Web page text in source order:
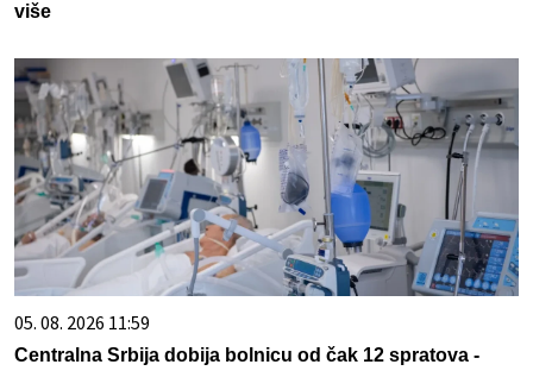
više
05. 08. 2026 11:59
Centralna Srbija dobija bolnicu od čak 12 spratova -